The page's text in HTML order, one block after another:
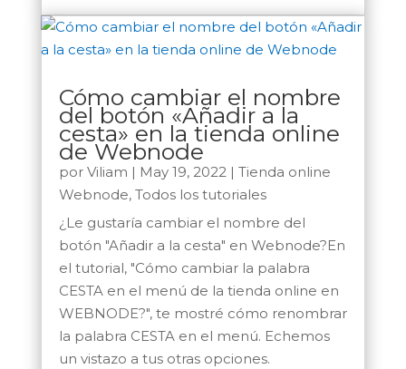
Cómo cambiar el nombre
del botón «Añadir a la
cesta» en la tienda online
de Webnode
por Viliam | May 19, 2022| Tienda online
Webnode, Todos los tutoriales
¿Le gustaría cambiar el nombre del
botón "Añadir a la cesta" en Webnode?En
el tutorial, "Cómo cambiar la palabra
CESTA en el menú de la tienda online en
WEBNODE?", te mostré cómo renombrar
la palabra CESTA en el menú. Echemos
un vistazo a tus otras opciones.